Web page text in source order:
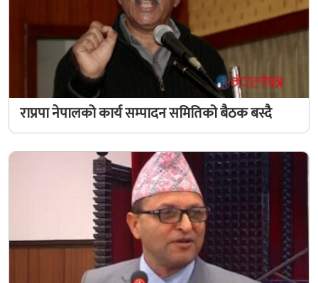
राप्रपा नेपालको कार्य सम्पादन समितिको बैठक बस्दै